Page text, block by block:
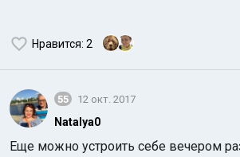
Нравится: 2
55 12 окт. 2017
Natalya0
Еще можно устроить себе вечером